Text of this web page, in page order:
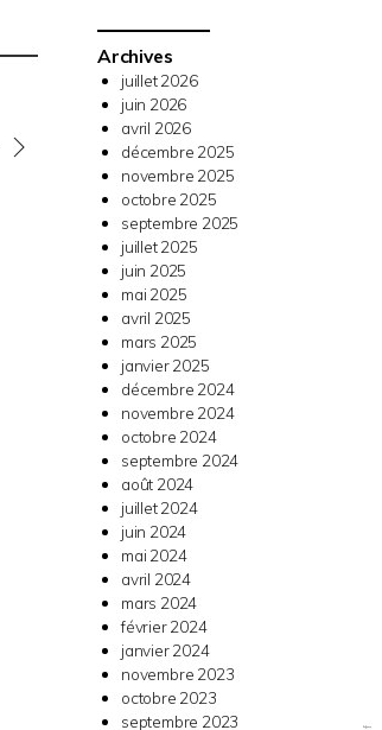
Archives
juillet 2026
juin 2026
avril 2026
décembre 2025
novembre 2025
octobre 2025
septembre 2025
juillet 2025
juin 2025
mai 2025
avril 2025
mars 2025
janvier 2025
décembre 2024
novembre 2024
octobre 2024
septembre 2024
août 2024
juillet 2024
juin 2024
mai 2024
avril 2024
mars 2024
février 2024
janvier 2024
novembre 2023
octobre 2023
septembre 2023